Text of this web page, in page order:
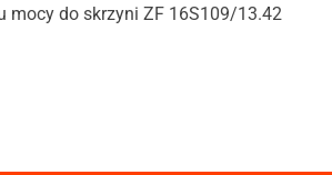
mocy do skrzyni ZF 16S109/13.42